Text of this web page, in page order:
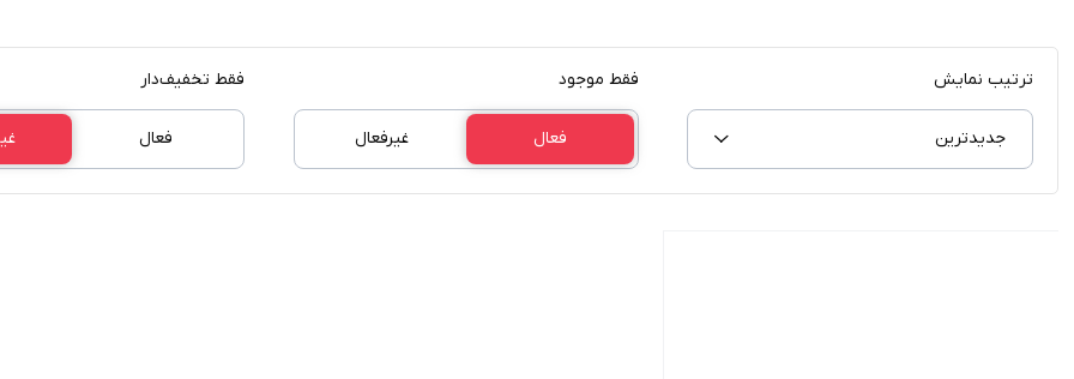
ترتیب نمایش
جدیدترین
فقط موجود
فعال غیرفعال
فقط تخفیف‌دار
فعال